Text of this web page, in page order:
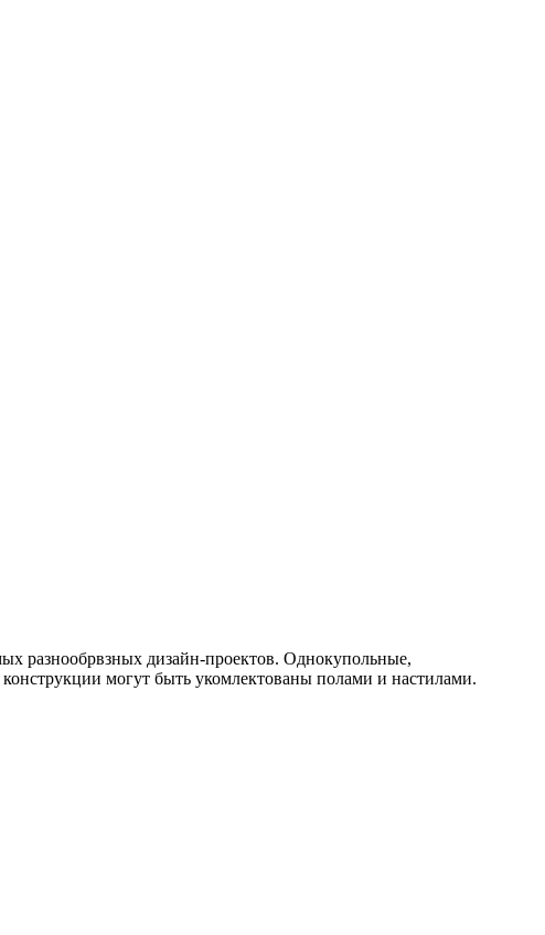
разнообрвзных дизайн-проектов. Однокупольные,
могут быть укомлектованы полами и настилами.